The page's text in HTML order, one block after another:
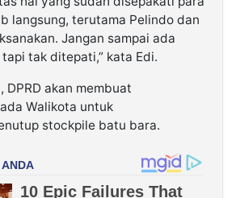
langsung, terutama Pelindo dan
Jangan sampai ada
tak ditepati,” kata Edi.
akan membuat
Walikota untuk
stockpile batu bara.